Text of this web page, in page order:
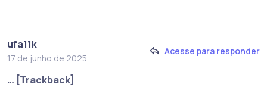
ufa11k
17 de junho de 2025
Acesse para responder
… [Trackback]